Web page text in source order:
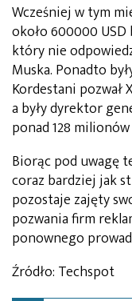
Wcześniej w tym
około 600000
który nie
Muska. Ponadto
Kordestani pozwał
a były dyrektor
ponad 128
Biorąc pod uwagę
coraz bardziej jak
pozostaje zajęty
pozwania firm
ponownego
Źródło: Techspot